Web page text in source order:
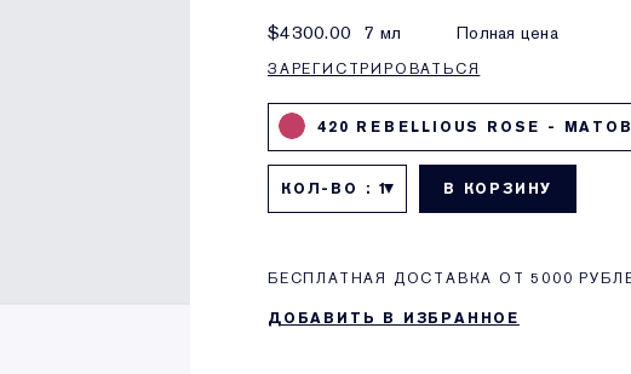
$4300.00 7 мл Полная цена
ЗАРЕГИСТРИРОВАТЬСЯ
420 REBELLIOUS ROSE -
КОЛ-ВО : 1 В КОРЗИНУ
БЕСПЛАТНАЯ ДОСТАВКА ОТ 5000
ДОБАВИТЬ В ИЗБРАННОЕ